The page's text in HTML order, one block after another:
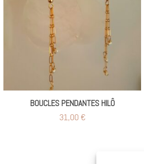
BOUCLES PENDANTES HILÔ
31,00 €